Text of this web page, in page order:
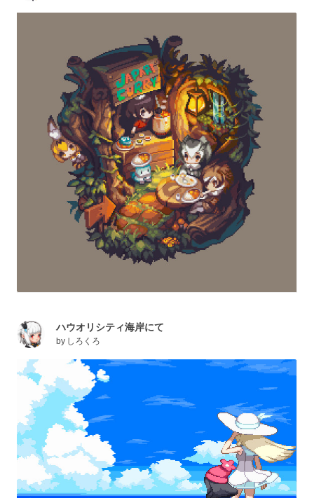
ハウオリシティ海岸にて
by しろくろ